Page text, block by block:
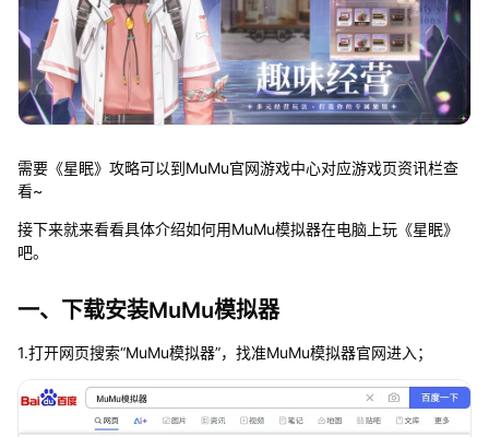
需要《星眠》攻略可以到MuMu官网游戏中心对应游戏页资讯栏查
看~
接下来就来看看具体介绍如何用MuMu模拟器在电脑上玩《星眠》
吧。
一、下载安装MuMu模拟器
1.打开网页搜索“MuMu模拟器”，找准MuMu模拟器官网进入；